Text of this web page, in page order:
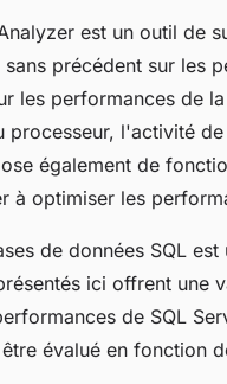
est un outil de
précédent sur les
les performances de
l'activité
également de
à optimiser les
de données SQL
ici offrent une
de SQL
évalué en fonction